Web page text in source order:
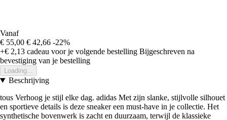
Vanaf
€ 55,00 € 42,66 -22%
+€ 2,13 cadeau voor je volgende bestelling Bijgeschreven na
bevestiging van je bestelling
Loading...
Beschrijving
tous Verhoog je stijl elke dag. adidas Met zijn slanke, stijlvolle silhouet
en sportieve details is deze sneaker een must-have in je collectie. Het
synthetische bovenwerk is zacht en duurzaam, terwijl de klassieke